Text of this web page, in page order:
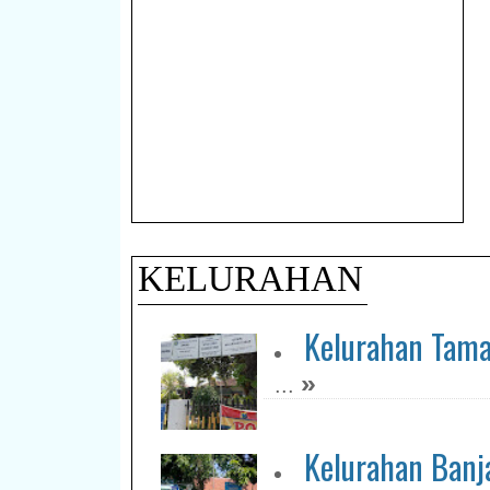
KELURAHAN
Kelurahan
... »
Kelurahan